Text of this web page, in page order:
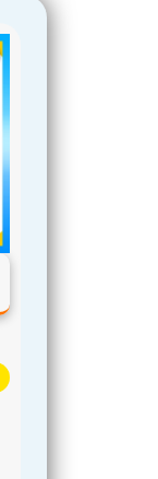
️